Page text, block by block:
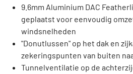
9.6mm Aluminium DAC
geplaatst voor eenvoudig
windsnelheden
"Donutlussen" op het dak en
zekeringspunten van buiten
Tunnelventilatie op de